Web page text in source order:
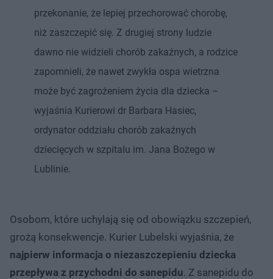
przekonanie, że lepiej przechorować chorobę,
niż zaszczepić się. Z drugiej strony ludzie
dawno nie widzieli chorób zakaźnych, a rodzice
zapomnieli, że nawet zwykła ospa wietrzna
może być zagrożeniem życia dla dziecka –
wyjaśnia Kurierowi dr Barbara Hasiec,
ordynator oddziału chorób zakaźnych
dziecięcych w szpitalu im. Jana Bożego w
Lublinie.
Osobom, które uchylają się od obowiązku szczepień,
grożą konsekwencje. Kurier Lubelski wyjaśnia, że
najpierw informacja o niezaszczepieniu dziecka
przepływa z przychodni do sanepidu. Z sanepidu do